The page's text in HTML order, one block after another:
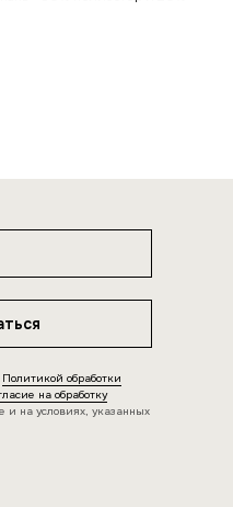
Политикой обработки
на обработку
и на условиях, указанных